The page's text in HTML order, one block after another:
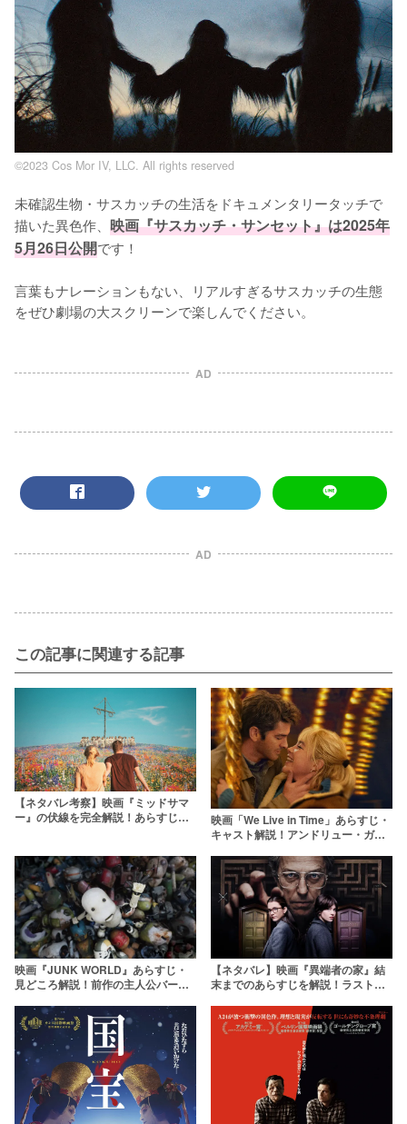
©2023 Cos Mor IV, LLC. All rights reserved
未確認生物・サスカッチの生活をドキュメンタリータッチで
描いた異色作、 映画『サスカッチ・サンセット』は2025年
5月26日公開です！
言葉もナレーションもない、リアルすぎるサスカッチの生態
をぜひ劇場の大スクリーンで楽しんでください。
AD
AD
この記事に関連する記事
【ネタバレ考察】映画『ミッドサマ
ー』の伏線を完全解説！あらすじか
映画「We Live in Time」あらすじ・
キャスト解説！アンドリュー・ガー
贈る感動のラブストーリー
映画『JUNK WORLD』あらすじ・
見どころ解説！前作の主人公バート
【ネタバレ】映画『異端者の家』結
末までのあらすじを解説！ラストシ